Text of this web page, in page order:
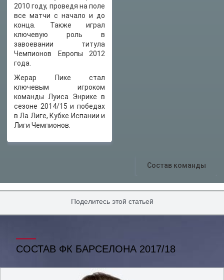
2010 году, проведя на поле
все матчи с начало и до
конца. Также играл
ключевую роль в
завоевании титула
Чемпионов Европы 2012
года.
Жерар Пике стал
ключевым игроком
команды Луиса Энрике в
сезоне 2014/15 и победах
в Ла Лиге, Кубке Испании и
Лиги Чемпионов.
Состав команды
Поделитесь этой статьей
СОСТАВ ФК БАРСЕЛОНА 2017/18